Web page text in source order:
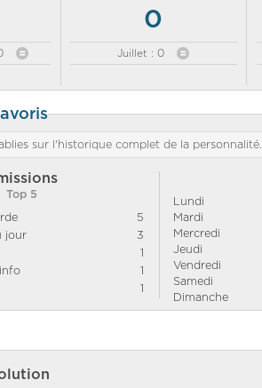
0
Juillet : 0
sur l'historique complet de la personnalité.
Top 5
5
jour
3
1
1
1
Lundi
Mardi
Mercredi
Jeudi
Vendredi
Samedi
Dimanche